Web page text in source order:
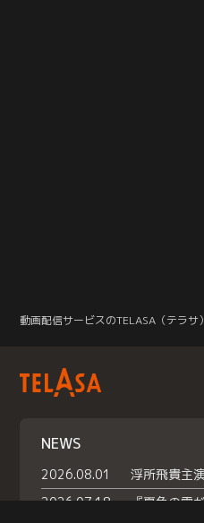
動画配信サービスのTELASA（テラサ）
NEWS
2026.08.01
2026.07.18